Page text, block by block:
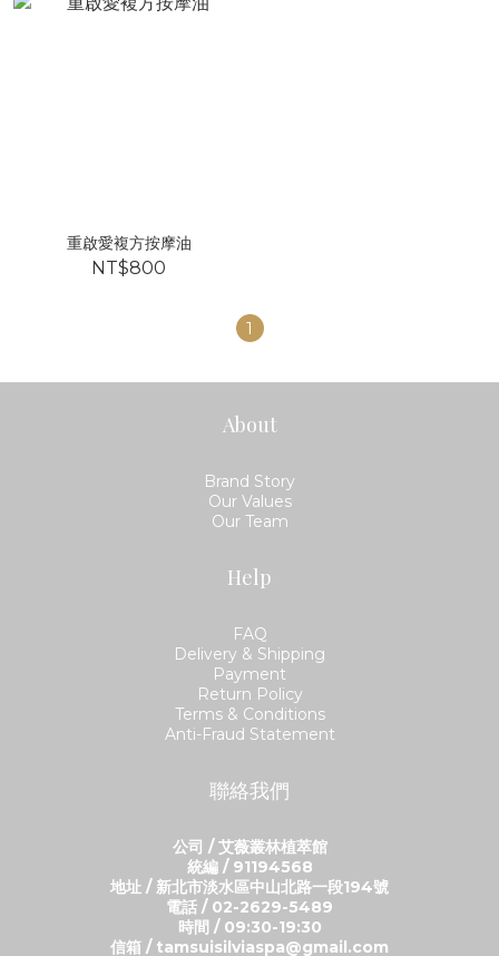
重啟愛複方按摩油
NT$800
1
About
Brand Story
Our Values
Our Team
Help
FAQ
Delivery & Shipping
Payment
Return Policy
Terms & Conditions
Anti-Fraud Statement
聯絡我們
公司 / 艾薇叢林植萃館
統編 / 91194568
地址 / 新北市淡水區中山北路一段194號
電話 / 02-2629-5489
時間 / 09:30-19:30
信箱 / tamsuisilviaspa@gmail.com